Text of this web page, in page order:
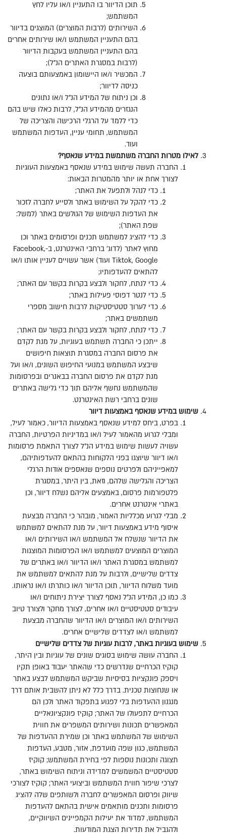
תוכן הדיוור בו התעניין ו/או עליו לחץ
המשתמש;
השירותים (לרבות המוצרים) המוצגים בדיוור
בהם התעניין המשתמש ו/או שירותים אחרים
בהם התעניין המשתמש בעקבות הדיוור
(לרבות במסגרת האתרים הנ"ל);
המכשיר ו/או היישומון באמצעותם בוצעה
כניסה לדיוור;
וכן ניתוח של המידע הנ"ל ו/או נתונים
הנגזרים מהמידע הנ"ל, לרבות כאלו שיש בהם
כדי ללמד על הרגלי הרכישה והצריכה של
המשתמש, תחומי עניין, העדפות המשתמש
ועוד.
לאילו מטרות החברה משתמשת במידע שנאסף?
החברה תעשה שימוש במידע שנאסף באמצעות העוגיות
לצורך אחת או יותר מהמטרות הבאות:
כדי לנהל ולתפעל את האתר;
כדי להקל על השימוש באתר ולסייע לחברה לזכור
את העדפות השימוש של הגולשים באתר (למשל:
שפת האתר);
כדי להציג למשתמש תכנים ופרסומים באתר וכן
מחוץ לאתר (לדוג' ברחבי האינטרנט, ב -Facebook,
Tiktok, Google ועוד) אשר עשויים לעניין אותו ו/או
להתאים להעדפותיו;
כדי לנתח, לחקור ולבצע בקרות בקשר עם האתר;
כדי לנטר דפוסי פעילות באתר;
כדי לערוך סטטיסטיקות לרבות חישוב מספרי
משתמשים באתר;
כדי לנתח, לחקור ולבצע בקרות בקשר עם האתר;
ייתכן כי החברה תשתמש בעוגיות, על מנת לקדם
את פרסום החברה במסגרת תוצאות חיפושים
שיבצע המשתמש במנועי החיפוש השונים, ו/או ועל
מנת לקדם את פרסום החברה בבאנרים ובפרסומות
שהמשתמש נחשף אליהם תוך כדי גלישה באתרים
שונים ברחבי רשת האינטרנט.
שימוש במידע שנאסף באמצעות דיוור
בפרט, ביחס למידע שנאסף באמצעות הדיוור, כאמור לעיל,
ומבלי לגרוע מהאמור לעיל ו/או במדיניות הפרטיות, החברה
עשויה לעשות שימוש במידע הנ"ל לצורך התאמת פרסומות
ו/או דיוור שיוצגו בפני הלקוחות בהתאם להעדפותיהם,
למאפייניהם ולפרטים נוספים שנאספים אודות הרגלי
הצריכה והגלישה שלהם, וזאת, בין היתר, במסגרת
פלטפורמות פרסום, באמצעים אליהם נשלח דיוור, וכן
באתרי אינטרנט אחרים.
מבלי לגרוע מכלליות האמור, מובהר כי החברה מבצעת
איסוף מידע באמצעות דיוור, על מנת להתאים למשתמש
את הדיוור שנשלח אל המשתמש ו/או השירותים ו/או
המוצרים המוצעים למשתמש ו/או הפרסומות המוצגות
למשתמש במסגרת האתר ו/או הדיוור ו/או באתרים של
צדדים שלישיים, ולרבות על מנת להתאים למשתמש את
מועד משלוח הדיוור, תוכן הדיוור ו/או כותרתו ו/או נראותו.
כמו כן, המידע הנ"ל נאסף לצורך יצירת ניתוחים ו/או
עיבודים סטטיסטיים ו/או אחרים, לצורך מחקר ולצורך טיוב
השירותים ו/או המוצרים ו/או הדיוור שהחברה מבצעת
למשתמש ו/או לצדדים שלישיים אחרים.
שימוש בעוגיות באתר,לרבות עוגיות של צדדים שלישיים
החברה עושה שימוש בסוגים שונים של עוגיות ובין היתר,
קוקיז הכרחיים שנדרשים כדי שהאתר יעבוד באופן תקין
ויספק פונקציות בסיסיות שביקש המשתמש לבצע באתר
או שנחוצות טכנית. בדרך כלל לא ניתן להשבית אותם דרך
מנגנון ההעדפות בלי לפגוע בתפקוד האתר ולכן הם
הכרחיים לתפעולו של האתר; קוקיז פונקציונאליים
המאפשרים תכונות ושירותים המשפרים את חווית
השימוש של המשתמש באתר וכן שמירת ההעדפות של
המשתמש, כגון שפה מועדפת, אזור, מטבע, העדפות
תצוגה ותכונות נוספות לפי בחירת המשתמש; קוקיז
סטטיסטיים המשמשים למדידה וניתוח השימוש באתר,
לצרכי שיפור חווית המשתמש וביצועי האתר; קוקיז לצורכי
שיווק ופרסום המאפשרים לחברה ולשותפים שלה להציג
פרסומות ותכנים מותאמים אישית בהתאם להעדפות
המשתמש, למדוד את יעילות הקמפיינים השיווקיים,
ולהגביל את תדירות הצגת המודעות.